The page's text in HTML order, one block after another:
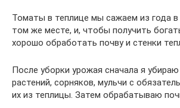
Томаты в теплице мы сажаем из года
том же месте, и, чтобы получить
хорошо обработать почву и стенки
После уборки урожая сначала я
растений, сорняков, мульчи с
их из теплицы. Затем обрабатываю